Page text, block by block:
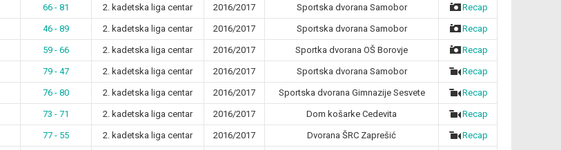
66 - 81 2. kadetska liga centar 2016/2017 Sportska dvorana Samobor Recap
46 - 89 2. kadetska liga centar 2016/2017 Sportska dvorana Samobor Recap
59 - 66 2. kadetska liga centar 2016/2017 Sportka dvorana OŠ Borovje Recap
79 - 47 2. kadetska liga centar 2016/2017 Sportska dvorana Samobor Recap
76 - 80 2. kadetska liga centar 2016/2017 Sportska dvorana Gimnazije Sesvete Recap
73 - 71 2. kadetska liga centar 2016/2017 Dom košarke Cedevita Recap
77 - 55 2. kadetska liga centar 2016/2017 Dvorana ŠRC Zaprešić Recap